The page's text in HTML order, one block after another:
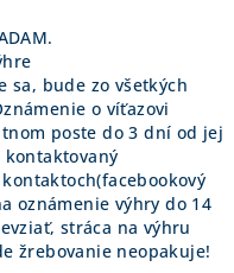
bude zo všetkých
o víťazovi
poste do 3 dní od jej
oznámenie výhry do 14
stráca na výhru
žrebovanie neopakuje!